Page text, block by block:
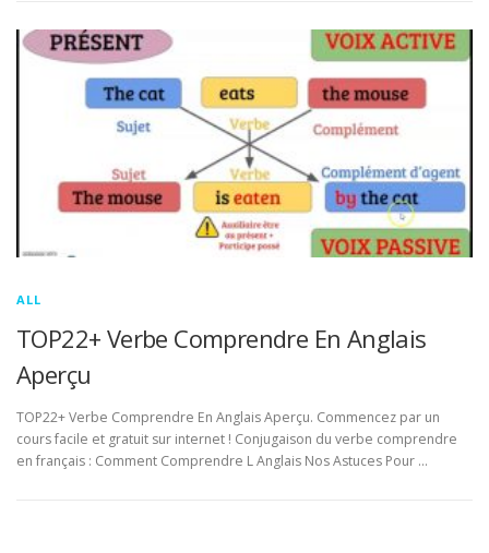
ALL
TOP22+ Verbe Comprendre En Anglais
Aperçu
TOP22+ Verbe Comprendre En Anglais Aperçu. Commencez par un
cours facile et gratuit sur internet ! Conjugaison du verbe comprendre
en français : Comment Comprendre L Anglais Nos Astuces Pour …